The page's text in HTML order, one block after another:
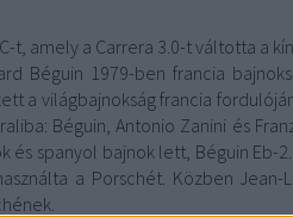
t, amely a Carrera 3.0-t váltotta a
Béguin 1979-ben francia
a világbajnokság francia
Béguin, Antonio Zanini és
és spanyol bajnok lett, Béguin Eb-
a Porschét. Közben Jean-